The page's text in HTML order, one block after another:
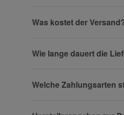
Telefon
Was kostet der
Wie lange dauert die
Welche Zahlungsarten